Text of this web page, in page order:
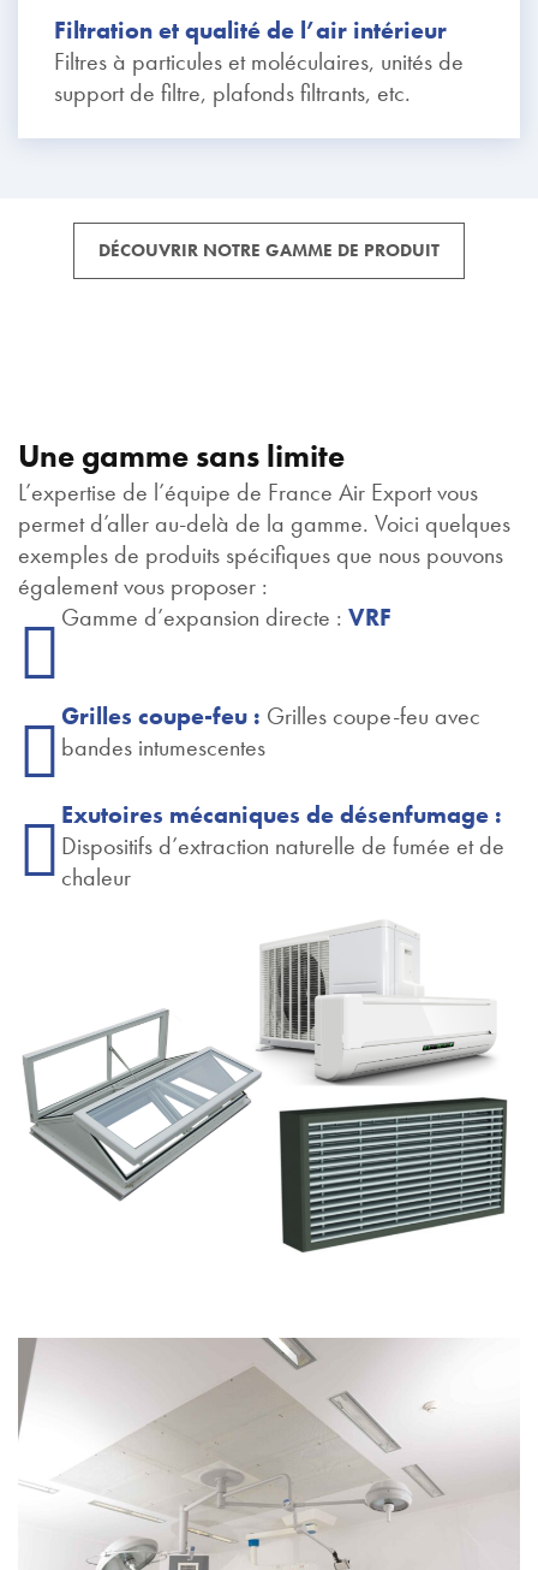
Filtration et qualité de l’air intérieur
Filtres à particules et moléculaires, unités de
support de filtre, plafonds filtrants, etc.
DÉCOUVRIR NOTRE GAMME DE PRODUIT
Une gamme sans limite
L’expertise de l’équipe de France Air Export vous
permet d’aller au-delà de la gamme. Voici quelques
exemples de produits spécifiques que nous pouvons
également vous proposer :
Gamme d’expansion directe : VRF
Grilles coupe-feu : Grilles coupe-feu avec
bandes intumescentes
Exutoires mécaniques de désenfumage :
Dispositifs d’extraction naturelle de fumée et de
chaleur